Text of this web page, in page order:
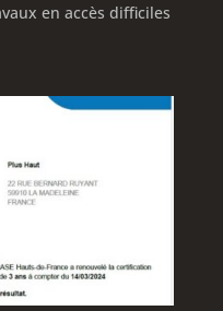
en accès difficiles